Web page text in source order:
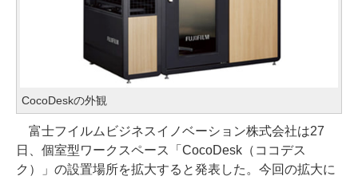
CocoDeskの外観
富士フイルムビジネスイノベーション株式会社は27
日、個室型ワークスペース「CocoDesk（ココデス
ク）」の設置場所を拡大すると発表した。今回の拡大に